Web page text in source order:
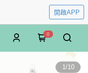
開啟APP
0
1/10